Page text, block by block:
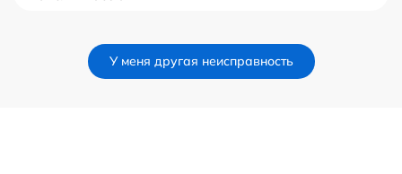
У меня другая неисправность